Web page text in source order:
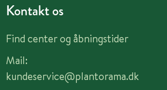
Kontakt os
Find center og åbningstider
Mail:
kundeservice@plantorama.dk